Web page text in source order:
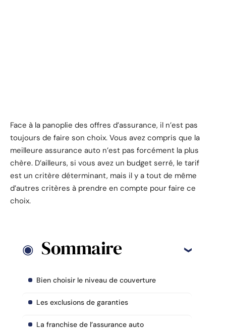
Face à la panoplie des offres d’assurance, il n’est pas
toujours de faire son choix. Vous avez compris que la
meilleure assurance auto n’est pas forcément la plus
chère. D’ailleurs, si vous avez un budget serré, le tarif
est un critère déterminant, mais il y a tout de même
d’autres critères à prendre en compte pour faire ce
choix.
Sommaire
Bien choisir le niveau de couverture
Les exclusions de garanties
La franchise de l’assurance auto